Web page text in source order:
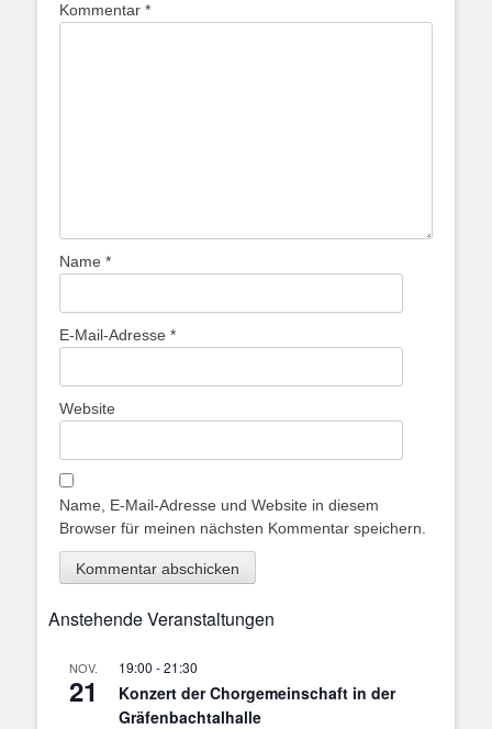
Kommentar *
Name *
E-Mail-Adresse *
Website
Name, E-Mail-Adresse und Website in diesem
Browser für meinen nächsten Kommentar speichern.
Anstehende Veranstaltungen
NOV.
21
19:00 -21:30
Konzert der Chorgemeinschaft in der
Gräfenbachtalhalle